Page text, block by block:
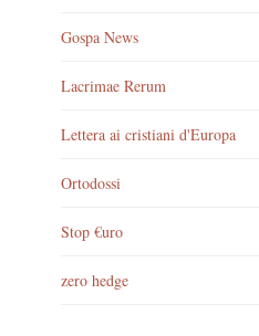
Gospa News
Lacrimae Rerum
Lettera ai cristiani d'Europa
Ortodossi
Stop €uro
zero hedge